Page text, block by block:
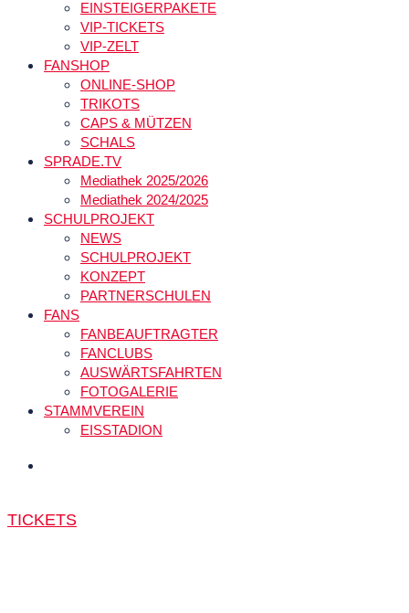
EINSTEIGERPAKETE
VIP-TICKETS
VIP-ZELT
FANSHOP
ONLINE-SHOP
TRIKOTS
CAPS & MÜTZEN
SCHALS
SPRADE.TV
Mediathek 2025/2026
Mediathek 2024/2025
SCHULPROJEKT
NEWS
SCHULPROJEKT
KONZEPT
PARTNERSCHULEN
FANS
FANBEAUFTRAGTER
FANCLUBS
AUSWÄRTSFAHRTEN
FOTOGALERIE
STAMMVEREIN
EISSTADION
TICKETS